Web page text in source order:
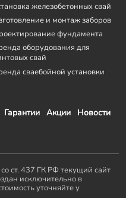
Гарантии Акции
Новости
железобетонных свай
и монтаж заборов
фундамента
оборудования для
свай
сваебойной установки
ст. 437 ГК РФ текущий сайт
исключительно в
уточняйте у